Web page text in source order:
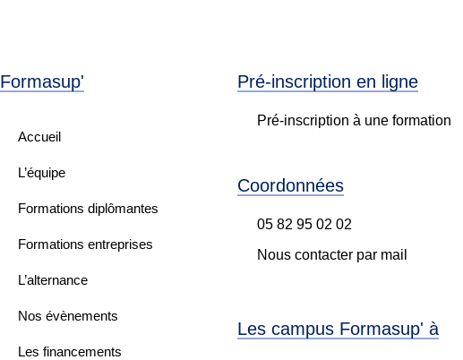
Formasup'
Accueil
L’équipe
Formations diplômantes
Formations entreprises
L’alternance
Nos évènements
Les financements
Pré-inscription en ligne
Pré-inscription à une formation
Coordonnées
05 82 95 02 02
Nous contacter par mail
Les campus Formasup' à